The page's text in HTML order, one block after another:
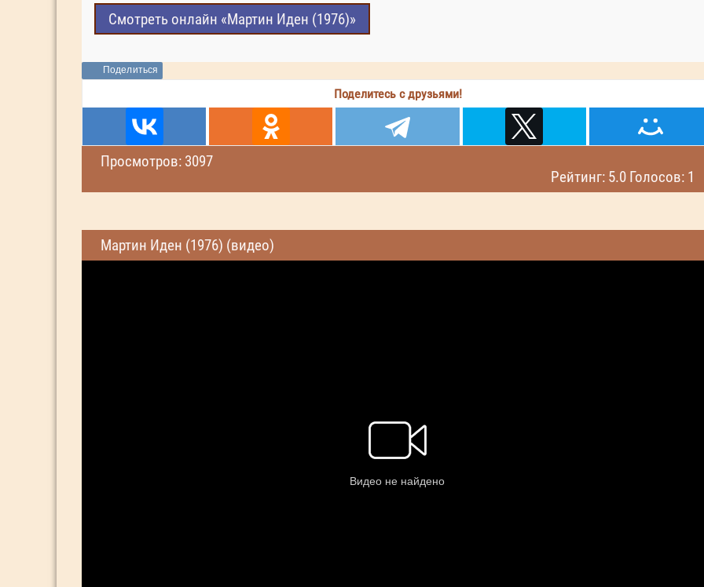
Смотреть онлайн «Мартин Иден (1976)»
Поделиться
Поделитесь с друзьями!
Просмотров: 3097
Рейтинг: 5.0 Голосов: 1
Мартин Иден (1976) (видео)